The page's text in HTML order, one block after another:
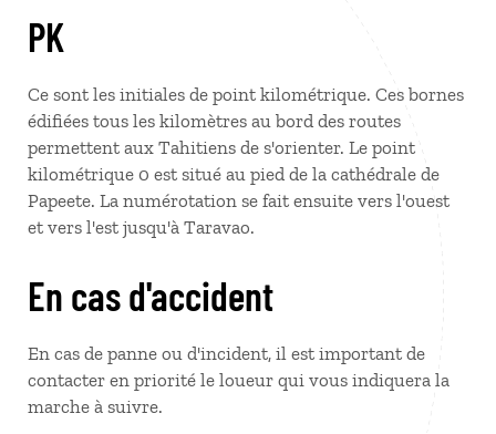
PK
Ce sont les initiales de point kilométrique. Ces bornes
édifiées tous les kilomètres au bord des routes
permettent aux Tahitiens de s'orienter. Le point
kilométrique 0 est situé au pied de la cathédrale de
Papeete. La numérotation se fait ensuite vers l'ouest
et vers l'est jusqu'à Taravao.
En cas d'accident
En cas de panne ou d'incident, il est important de
contacter en priorité le loueur qui vous indiquera la
marche à suivre.